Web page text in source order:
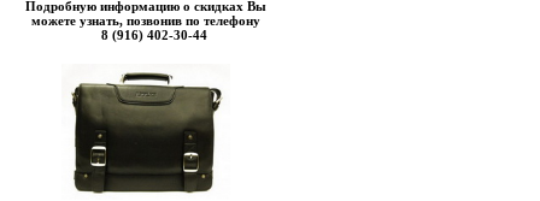
Подробную информацию о скидках Вы
можете узнать, позвонив по телефону
8 (916) 402-30-44